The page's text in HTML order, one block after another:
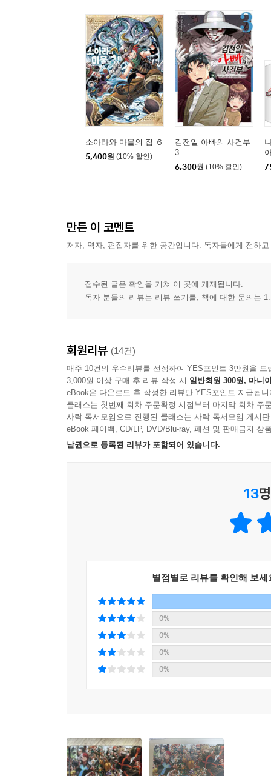
소아라와 마물의 집 ６
5,400원 (10% 할인)
김전일 아빠의 사건부
3
6,300원 (10% 할인)
만든 이 코멘트
저자, 역자, 편집자를 위한 공간입니다. 독자들에게 전하
접수된 글은 확인을 거쳐 이 곳에 게재됩니다.
독자 분들의 리뷰는 리뷰 쓰기를, 책에 대한 문의는
회원리뷰 (14건)
매주 10건의 우수리뷰를 선정하여 YES포인트 3만원을 드
3,000원 이상 구매 후 리뷰 작성 시 일반회원 300원, 마니
eBook은 다운로드 후 작성한 리뷰만 YES포인트 지급됩니
클래스는 첫번째 회차 주문확정 시점부터 마지막 회차 주
사락 독서모임으로 진행된 클래스는 사락 독서모임 게시
eBook 페이백, CD/LP, DVD/Blu-ray, 패션 및 판매금지 상
낱권으로 등록된 리뷰가 포함되어 있습니다.
13
별점별로 리뷰를 확인해 보세
0%
0%
0%
0%